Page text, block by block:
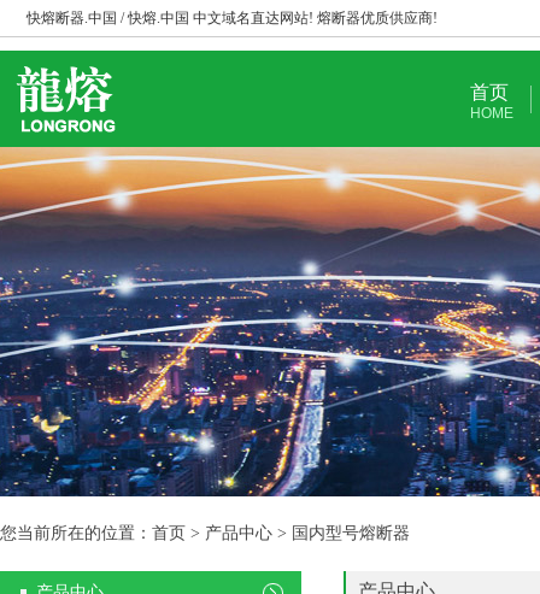
快熔断器.中国 / 快熔.中国 中文域名直达网站! 熔断器优质供应商!
首页
HOME
您当前所在的位置：首页 > 产品中心 > 国内型号熔断器